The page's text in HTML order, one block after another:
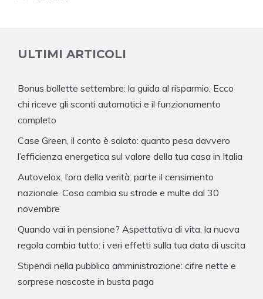
ULTIMI ARTICOLI
Bonus bollette settembre: la guida al risparmio. Ecco
chi riceve gli sconti automatici e il funzionamento
completo
Case Green, il conto è salato: quanto pesa davvero
l’efficienza energetica sul valore della tua casa in Italia
Autovelox, l’ora della verità: parte il censimento
nazionale. Cosa cambia su strade e multe dal 30
novembre
Quando vai in pensione? Aspettativa di vita, la nuova
regola cambia tutto: i veri effetti sulla tua data di uscita
Stipendi nella pubblica amministrazione: cifre nette e
sorprese nascoste in busta paga